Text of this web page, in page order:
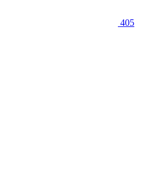
405